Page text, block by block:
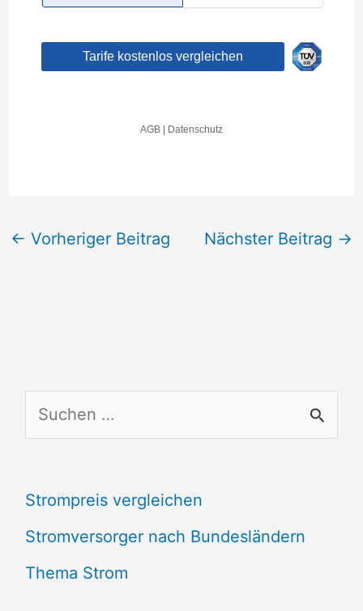
← Vorheriger Beitrag Nächster Beitrag →
u
h
e
n
Strompreis vergleichen
Stromversorger nach Bundesländern
Thema Strom